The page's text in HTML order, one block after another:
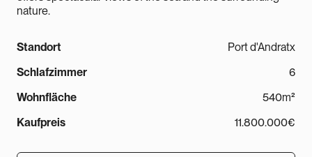
nature.
Standort
Port d'Andratx
Schlafzimmer
6
Wohnfläche
540m²
Kaufpreis
11.800.000€